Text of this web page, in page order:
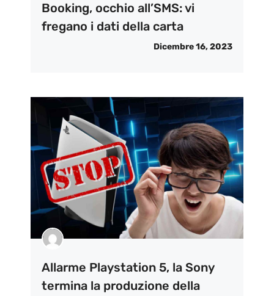
Booking, occhio all’SMS: vi
fregano i dati della carta
Dicembre 16, 2023
Allarme Playstation 5, la Sony
termina la produzione della